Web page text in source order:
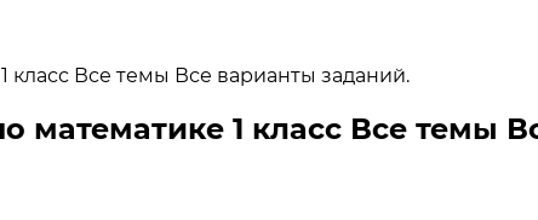
класс Все темы Все варианты заданий.
математике 1 класс Все темы